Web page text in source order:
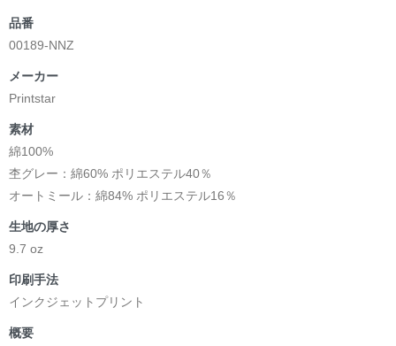
品番
00189-NNZ
メーカー
Printstar
素材
綿100%
杢グレー：綿60% ポリエステル40％
オートミール：綿84% ポリエステル16％
生地の厚さ
9.7 oz
印刷手法
インクジェットプリント
概要